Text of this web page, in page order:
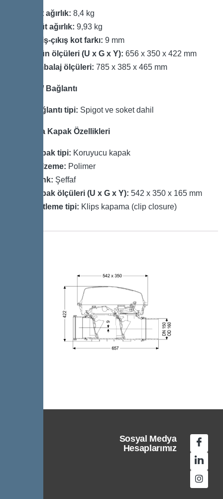
Net ağırlık: 8,4 kg
Brüt ağırlık: 9,93 kg
Giriş-çıkış kot farkı: 9 mm
Ürün ölçüleri (U x G x Y): 656 x 350 x 422 mm
Ambalaj ölçüleri: 785 x 385 x 465 mm
Gövde / Bağlantı
Bağlantı tipi: Spigot ve soket dahil
Koruma Kapak Özellikleri
Kapak tipi: Koruyucu kapak
Malzeme: Polimer
Renk: Şeffaf
Kapak ölçüleri (U x G x Y): 542 x 350 x 165 mm
Kilitleme tipi: Klips kapama (clip closure)
Sosyal Medya
Hesaplarımız